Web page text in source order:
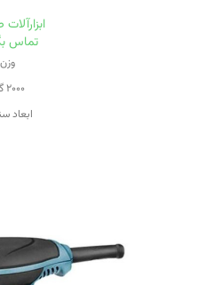
تماس
وزن
۲۰۰۰ گرم
ابعاد
سایر